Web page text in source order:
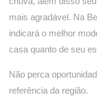
mais agradável. Na
indicará o melhor
casa quanto de seu
Não perca
referência da região.